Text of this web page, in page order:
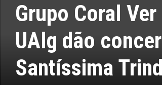
Grupo Coral
UAlg dão
Santíssima